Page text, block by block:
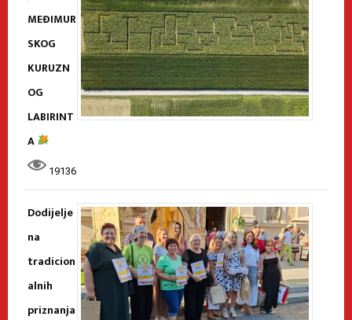
MEĐIMUR
SKOG
KURUZN
OG
LABIRINT
A
19136
Dodijelje
na
tradicion
alnih
priznanja